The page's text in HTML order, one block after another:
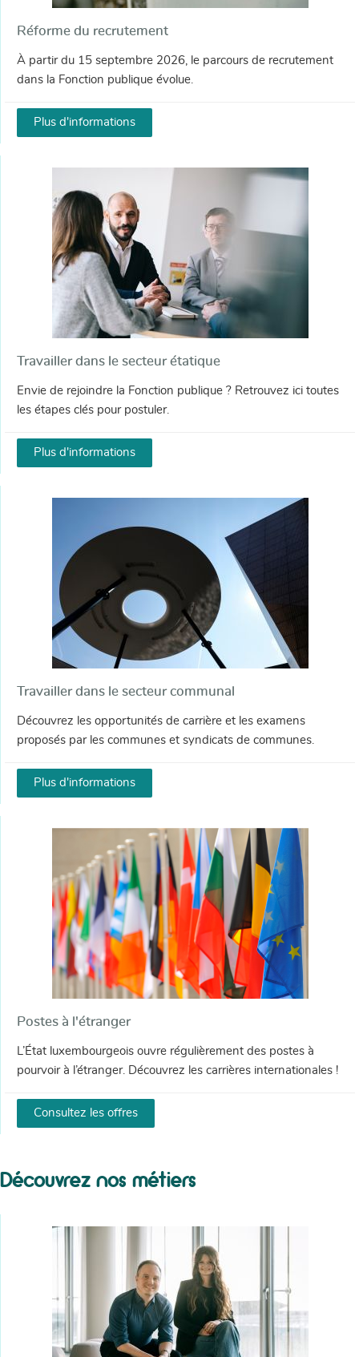
Réforme du recrutement
À partir du 15 septembre 2026, le parcours de recrutement
dans la Fonction publique évolue.
Plus d'informations
Travailler dans le secteur étatique
Envie de rejoindre la Fonction publique ? Retrouvez ici toutes
les étapes clés pour postuler.
Plus d'informations
Travailler dans le secteur communal
Découvrez les opportunités de carrière et les examens
proposés par les communes et syndicats de communes.
Plus d'informations
Postes à l'étranger
L’État luxembourgeois ouvre régulièrement des postes à
pourvoir à l’étranger. Découvrez les carrières internationales !
Consultez les offres
Découvrez nos métiers